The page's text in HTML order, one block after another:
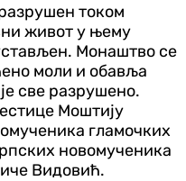
током
живот у њему
Монаштво се
моли и обавља
све разрушено.
Моштију
гламочких
новомученика
Видовић.